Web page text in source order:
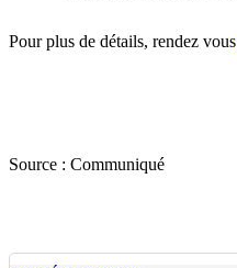
Pour plus de détails, rendez vous
Source : Communiqué